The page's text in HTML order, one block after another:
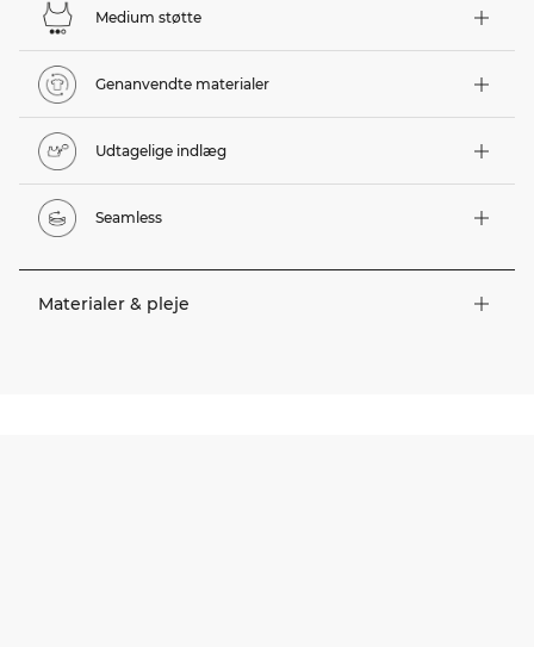
Medium støtte
Genanvendte materialer
Udtagelige indlæg
Seamless
Materialer & pleje